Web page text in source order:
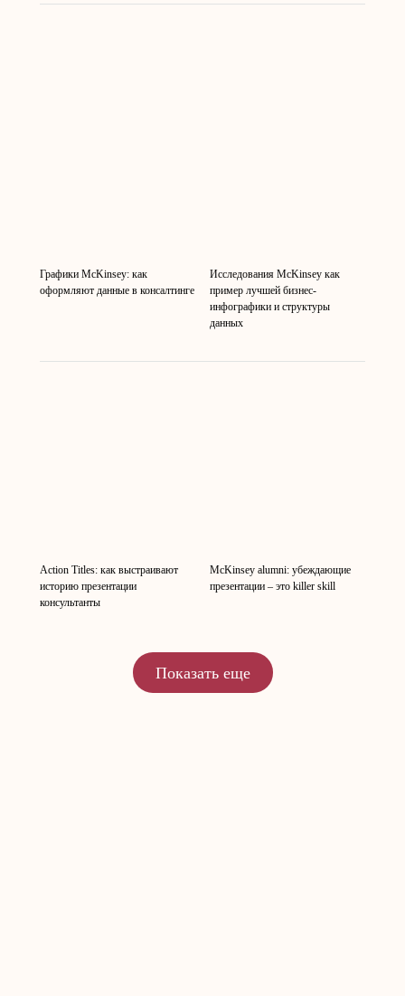
Графики McKinsey: как
оформляют данные в консалтинге
Исследования McKinsey как
пример лучшей бизнес-
инфографики и структуры
данных
Action Titles: как выстраивают
историю презентации
консультанты
McKinsey alumni: убеждающие
презентации – это killer skill
Показать еще